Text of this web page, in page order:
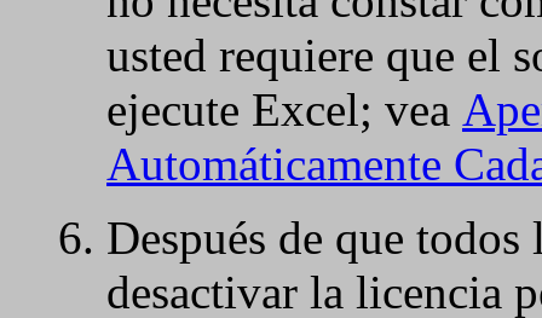
usted requiere que el
ejecute Excel; vea
Automáticamente
Después de que
desactivar la licencia